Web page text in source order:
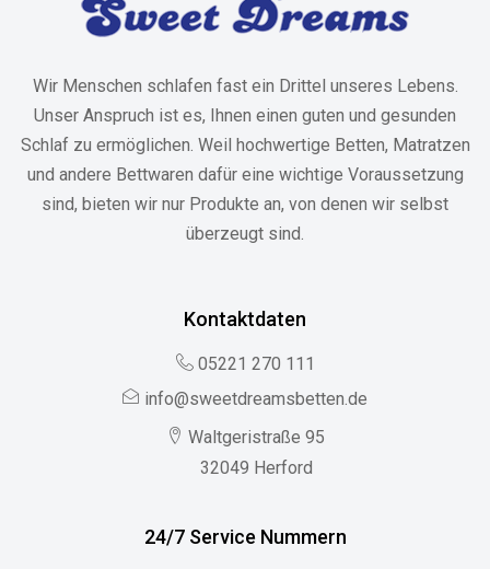
Wir Menschen schlafen fast ein Drittel unseres Lebens.
Unser Anspruch ist es, Ihnen einen guten und gesunden
Schlaf zu ermöglichen. Weil hochwertige Betten, Matratzen
und andere Bettwaren dafür eine wichtige Voraussetzung
sind, bieten wir nur Produkte an, von denen wir selbst
überzeugt sind.
Kontaktdaten
05221 270 111
info@sweetdreamsbetten.de
Waltgeristraße 95
32049 Herford
24/7 Service Nummern